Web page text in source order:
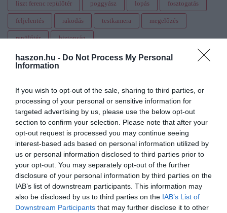
haszon.hu - Do Not Process My Personal
Information
If you wish to opt-out of the sale, sharing to third parties, or
processing of your personal or sensitive information for
targeted advertising by us, please use the below opt-out
section to confirm your selection. Please note that after your
opt-out request is processed you may continue seeing
interest-based ads based on personal information utilized by
us or personal information disclosed to third parties prior to
your opt-out. You may separately opt-out of the further
disclosure of your personal information by third parties on the
IAB’s list of downstream participants. This information may
also be disclosed by us to third parties on the IAB’s List of
Downstream Participants that may further disclose it to other
liszt ferenc repülőtér poggyász lopás fosztogatás
feljelentés rakodás testkamera megelőzés
repülőtér biztonság